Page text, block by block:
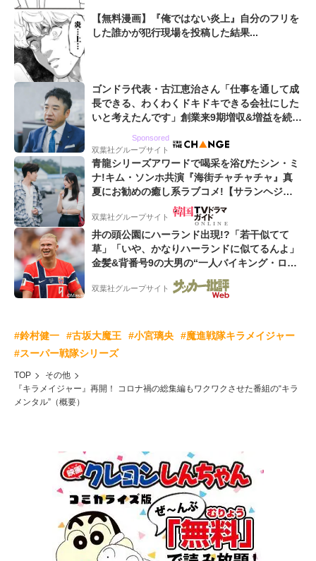
【無料漫画】『俺ではない炎上』自分のフリを
した誰かが犯行現場を投稿した結果...
ゴンドラ代表・古江恵治さん「仕事を通して成
長できる、わくわくドキドキできる会社にした
いと考えたんです」創業来9期増収&増益を続け
Sponsored
双葉社グループサイト
青龍シリーズアワードで喝采を浴びたシン・ミ
ナ!キム・ソンホ共演『海街チャチャチャ』真
夏にお勧めの癒し系ラブコメ!【サランヘジョ
双葉社グループサイト
井の頭公園にハーランド出現!?「若干似てて
草」「いや、かなりハーランドに似てるんよ」
金髪&背番号9の大男の“一人バイキング・ロ
ー”映像が話題!「元気をもらった」
双葉社グループサイト
#鈴村健一 #古坂大魔王 #小宮璃央
#魔進戦隊キラメイジャー
#スーパー戦隊シリーズ
TOP
その他
『キラメイジャー』再開！ コロナ禍の総集編もワクワクさせた番組の“キラ
メンタル”（概要）